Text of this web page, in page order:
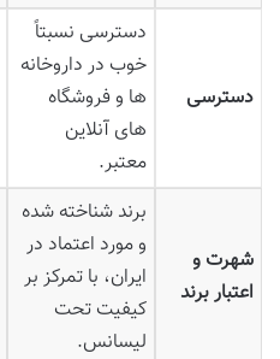
دسترسی
دسترسی نسبتاً
خوب در داروخانه
ها و فروشگاه
های آنلاین
معتبر.
شهرت و
اعتبار برند
برند شناخته شده
و مورد اعتماد در
ایران، با تمرکز بر
کیفیت تحت
لیسانس.